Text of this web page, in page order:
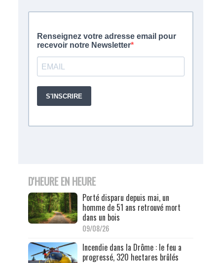
D'HEURE EN HEURE
Porté disparu depuis mai, un
homme de 51 ans retrouvé mort
dans un bois
09/08/26
Incendie dans la Drôme : le feu a
progressé, 320 hectares brûlés